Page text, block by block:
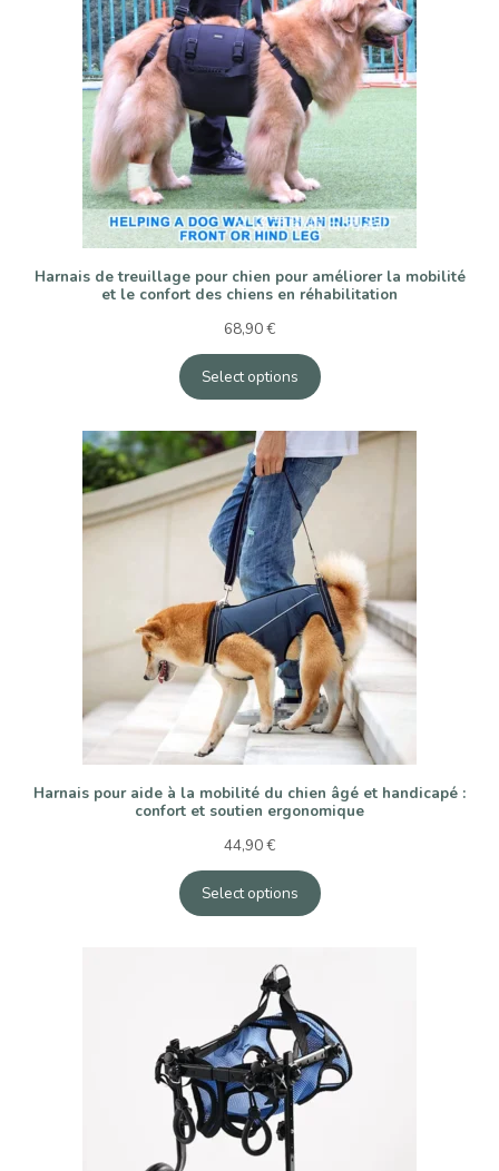
Harnais de treuillage pour chien pour améliorer la mobilité
et le confort des chiens en réhabilitation
68,90€
Select options
Harnais pour aide à la mobilité du chien âgé et handicapé :
confort et soutien ergonomique
44,90€
Select options